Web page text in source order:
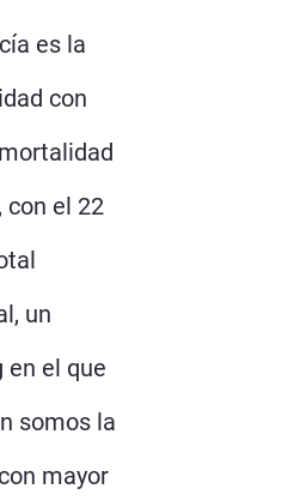
es la
con
con el 22
un
en el que
somos la
mayor